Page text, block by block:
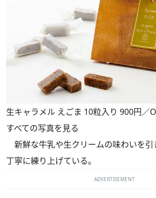
生キャラメル えごま 10粒入り 900円／
すべての写真を見る
新鮮な牛乳や生クリームの味わいを引
丁寧に練り上げている。
ADVERTISEMENT